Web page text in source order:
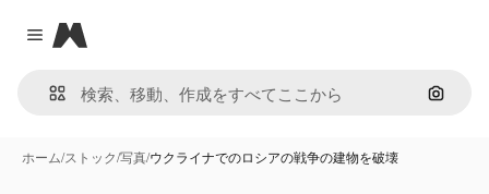
Close menu
Magnific
画像で
ホーム/ストック/写真/ウクライナでのロシアの戦争の建物を破壊